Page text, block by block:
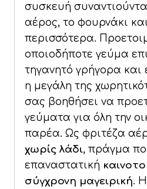
συσκευή
αέρος, το φουρνάκι
περισσότερα.
οποιοδήποτε γεύμα
τηγανητό γρήγορα και
η μεγάλη της
σας βοηθήσει να
γεύματα για όλη την
παρέα. Ως φριτέζα
χωρίς λάδι, πράγμα
επαναστατική
σύγχρονη μαγειρική.